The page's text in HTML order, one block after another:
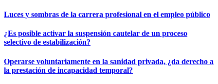
Luces y sombras de la carrera profesional en el empleo público
¿Es posible activar la suspensión cautelar de un proceso
selectivo de estabilización?
Operarse voluntariamente en la sanidad privada, ¿da derecho a
la prestación de incapacidad temporal?